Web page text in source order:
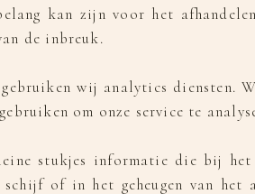
kan zijn voor het
de inbreuk.
wij analytics diensten.
om onze service te
stukjes informatie die bij het
of in het geheugen van het